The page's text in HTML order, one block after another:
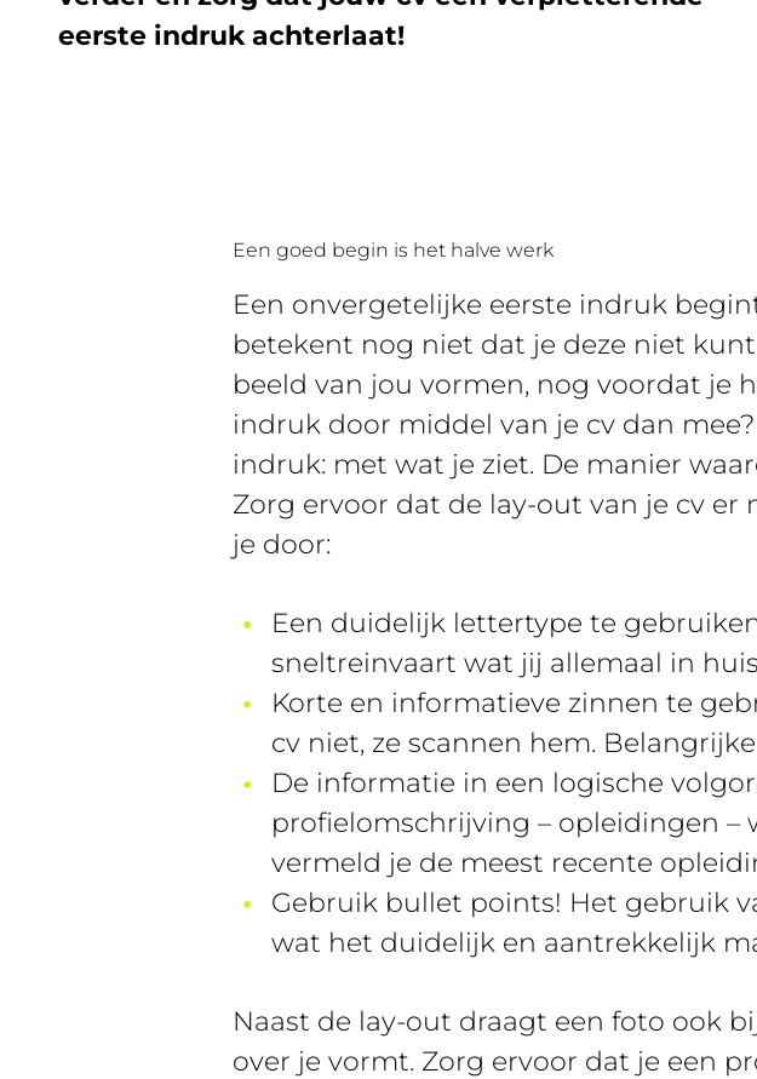
eerste indruk achterlaat!
Een goed begin is het halve werk
Een onvergetelijke eerste indruk
betekent nog niet dat je deze niet
beeld van jou vormen, nog voordat je
indruk door middel van je cv dan
indruk: met wat je ziet. De manier
Zorg ervoor dat de lay-out van je cv
je door:
Een duidelijk lettertype te
sneltreinvaart wat jij allemaal in
Korte en informatieve zinnen te
cv niet, ze scannen hem.
De informatie in een logische
profielomschrijving – opleidingen –
vermeld je de meest recente
Gebruik bullet points! Het gebruik
wat het duidelijk en aantrekkelijk
Naast de lay-out draagt een foto ook
over je vormt. Zorg ervoor dat je een